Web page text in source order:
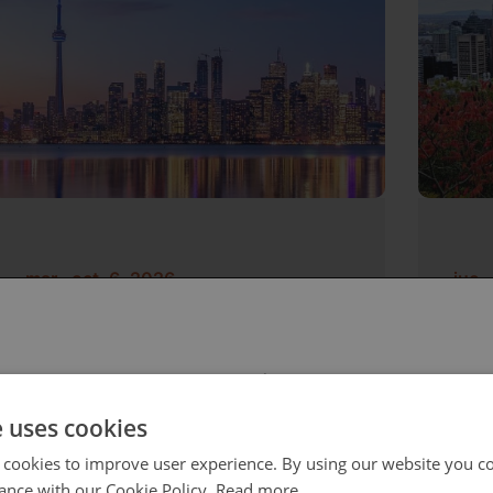
mar., oct. 6, 2026
your region/language
cookies
to improve user experience. By using our website you